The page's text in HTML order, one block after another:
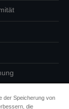
der Speicherung von
die